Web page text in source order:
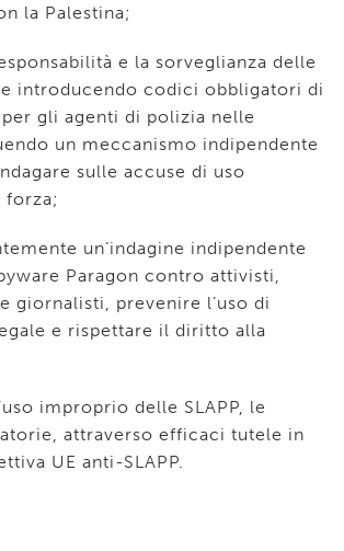
la Palestina;
e la sorveglianza delle
introducendo codici obbligatori di
gli agenti di polizia nelle
un meccanismo indipendente
sulle accuse di uso
forza;
un’indagine indipendente
Paragon contro attivisti,
giornalisti, prevenire l’uso di
e rispettare il diritto alla
improprio delle SLAPP, le
attraverso efficaci tutele in
UE anti-SLAPP.